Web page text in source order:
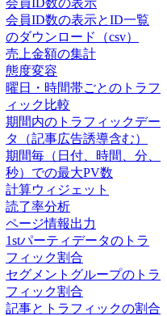
会員ID数の表示
会員ID数の表示とID一覧
のダウンロード（csv）
売上金額の集計
態度変容
曜日・時間帯ごとのトラフ
ィック比較
期間内のトラフィックデー
タ（記事広告誘導含む）
期間毎（日付、時間、分、
秒）での最大PV数
計算ウィジェット
読了率分析
ページ情報出力
1stパーティデータのトラ
フィック割合
セグメントグループのトラ
フィック割合
記事とトラフィックの割合